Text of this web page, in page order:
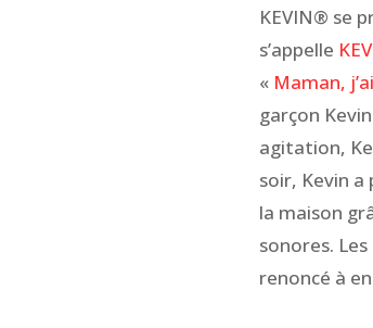
KEVIN® se
s’appelle
« Maman,
garçon
agitation,
soir, Kevin a
la maison
sonores.
renoncé à